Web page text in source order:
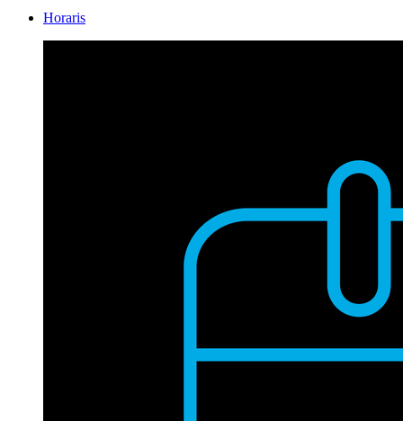
Horaris